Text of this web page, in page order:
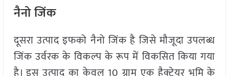
नैनो जिंक
दूसरा उत्पाद इफको नैनो जिंक है जिसे मौजूदा उपलब्ध
जिंक उर्वरक के विकल्प के रूप में विकसित किया गया